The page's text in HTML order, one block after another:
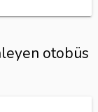
otobüs